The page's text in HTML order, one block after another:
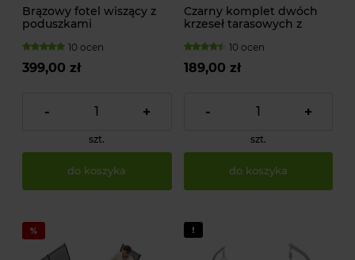
Brązowy fotel wiszący z
poduszkami
10 ocen
399,00 zł
- +
szt.
do koszyka
Czarny komplet dwóch
krzeseł tarasowych z
10 ocen
189,00 zł
- +
szt.
do koszyka